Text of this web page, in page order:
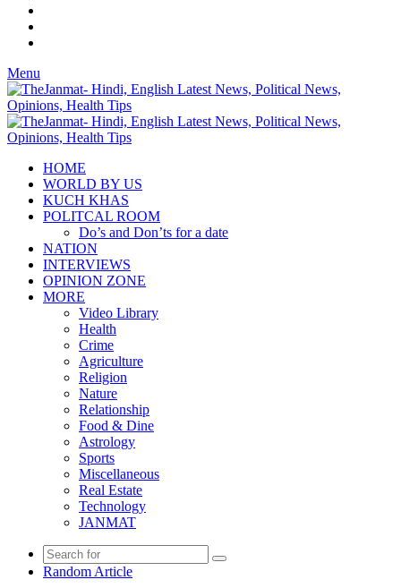
Menu
HOME
WORLD BY US
KUCH KHAS
POLITCAL ROOM
Do’s and Don’ts for a date
NATION
INTERVIEWS
OPINION ZONE
MORE
Video Library
Health
Crime
Agriculture
Religion
Nature
Relationship
Food & Dine
Astrology
Sports
Miscellaneous
Real Estate
Technology
JANMAT
Random Article